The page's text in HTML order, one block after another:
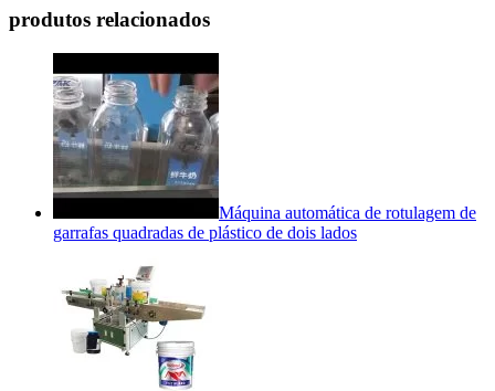
produtos relacionados
Máquina automática de rotulagem de
garrafas quadradas de plástico de dois lados